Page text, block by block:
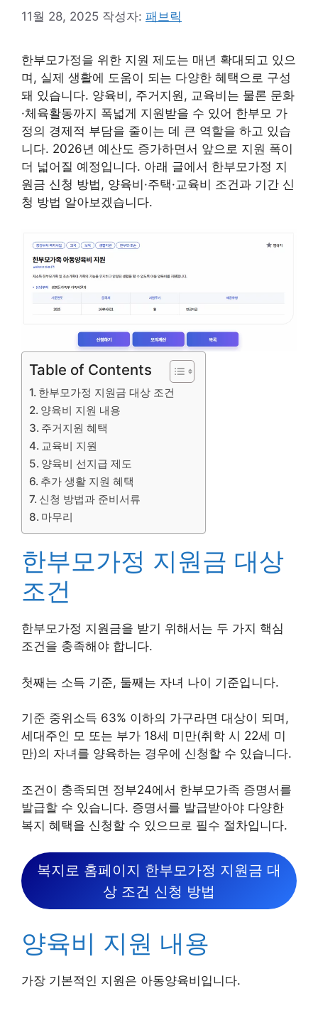
11월 28, 2025 작성자: 패브릭
한부모가정을 위한 지원 제도는 매년 확대되고 있으
며, 실제 생활에 도움이 되는 다양한 혜택으로 구성
돼 있습니다. 양육비, 주거지원, 교육비는 물론 문화
·체육활동까지 폭넓게 지원받을 수 있어 한부모 가
정의 경제적 부담을 줄이는 데 큰 역할을 하고 있습
니다. 2026년 예산도 증가하면서 앞으로 지원 폭이
더 넓어질 예정입니다. 아래 글에서 한부모가정 지
원금 신청 방법, 양육비·주택·교육비 조건과 기간 신
청 방법 알아보겠습니다.
Table of Contents
한부모가정 지원금 대상 조건
양육비 지원 내용
주거지원 혜택
교육비 지원
양육비 선지급 제도
추가 생활 지원 혜택
신청 방법과 준비서류
마무리
한부모가정 지원금 대상
조건
한부모가정 지원금을 받기 위해서는 두 가지 핵심
조건을 충족해야 합니다.
첫째는 소득 기준, 둘째는 자녀 나이 기준입니다.
기준 중위소득 63% 이하의 가구라면 대상이 되며,
세대주인 모 또는 부가 18세 미만(취학 시 22세 미
만)의 자녀를 양육하는 경우에 신청할 수 있습니다.
조건이 충족되면 정부24에서 한부모가족 증명서를
발급할 수 있습니다. 증명서를 발급받아야 다양한
복지 혜택을 신청할 수 있으므로 필수 절차입니다.
복지로 홈페이지 한부모가정 지원금 대
상 조건 신청 방법
양육비 지원 내용
가장 기본적인 지원은 아동양육비입니다.